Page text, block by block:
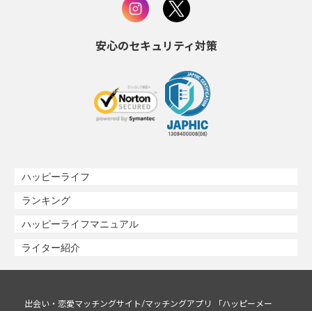
安心のセキュリティ対策
ハッピーライフ
ランキング
ハッピーライフマニュアル
ライター紹介
出会い・恋愛マッチングサイト/マッチングアプリ 「ハッピーメー